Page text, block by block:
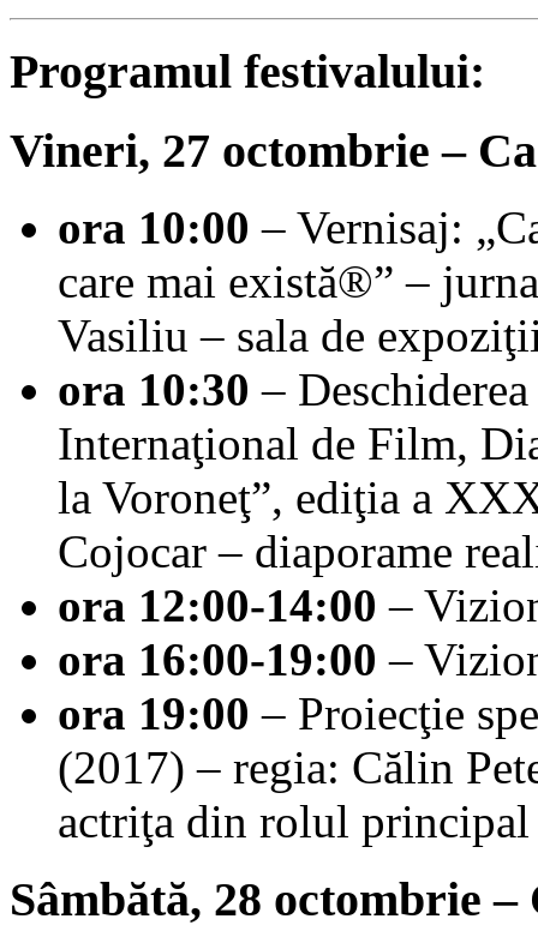
Programul festivalului:
Vineri, 27 octombrie –
ora 10:00 – Vernisaj:
care mai există®” –
Vasiliu – sala de
ora 10:30 –
Internaţional de Film,
la Voroneţ”, ediţia a
Cojocar – diaporame
ora 12:00-14:00 –
ora 16:00-19:00 –
ora 19:00 – Proiecţie
(2017) – regia: Călin
actriţa din rolul
Sâmbătă, 28 octombrie